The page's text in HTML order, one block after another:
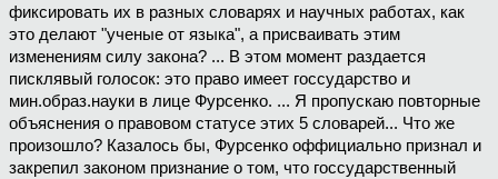
фиксировать их в разных словарях и научных работах, как
это делают "ученые от языка", а присваивать этим
изменениям силу закона? ... В этом момент раздается
писклявый голосок: это право имеет госсударство и
мин.образ.науки в лице Фурсенко. ... Я пропускаю повторные
объяснения о правовом статусе этих 5 словарей... Что же
произошло? Казалось бы, Фурсенко оффициально признал и
закрепил законом признание о том, что госсударственный